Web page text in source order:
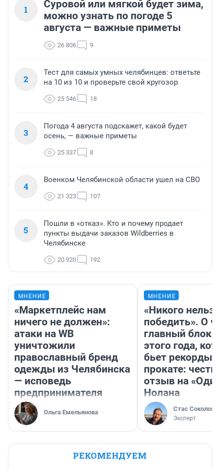
1
Суровой или мягкой будет зима,
можно узнать по погоде 5
августа — важные приметы
26 806 9
2
Тест для самых умных челябинцев: ответьте
на 10 из 10 и проверьте свой кругозор
25 546 18
3
Погода 4 августа подскажет, какой будет
осень, — важные приметы
25 337 8
4
Военком Челябинской области ушел на СВО
21 323 107
5
Пошли в «отказ». Кто и почему продает
пункты выдачи заказов Wildberries в
Челябинске
20 920 192
МНЕНИЕ
«Маркетплейс нам
ничего не должен»:
атаки на WB
уничтожили
православный бренд
одежды из Челябинска
— исповедь
предпринимателя
Ольга Емельянова
МНЕНИЕ
«Никого нельзя
победить». О
главный
этого года,
бьет рекорды в
прокате:
отзыв на
Нолана
Стас Соколов
Эксперт
РЕКОМЕНДУЕМ